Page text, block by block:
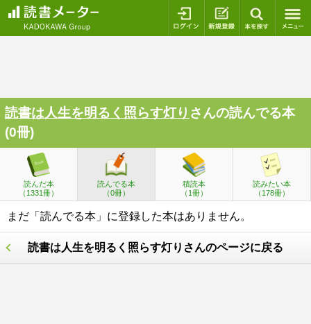
ログイン 新規登録
読書は人生を明るく照らす灯り さんの読んでる本
(0冊)
読んだ本
（1331冊）
読んでる本
（0冊）
積読本
（1冊）
読みたい本
（178冊）
まだ「読んでる本」に登録した本はありません。
読書は人生を明るく照らす灯りさんのページに戻る